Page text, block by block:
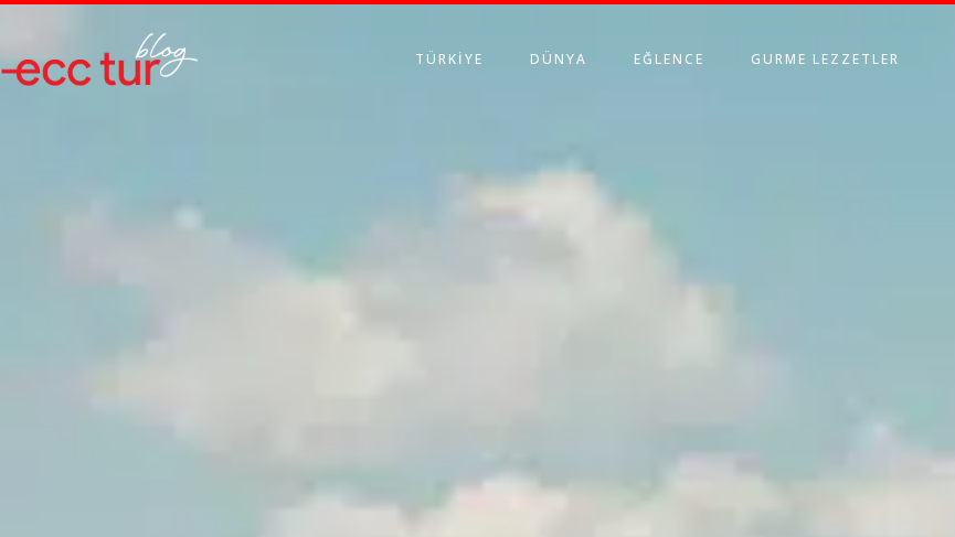
TÜRKIYE DÜNYA EĞLENCE GURME LEZZETLER